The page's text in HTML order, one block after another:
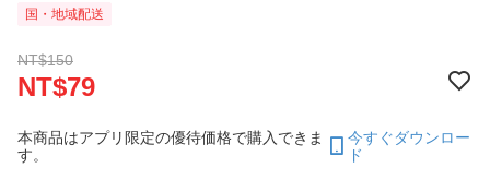
国・地域配送
NT$150
NT$79
本商品はアプリ限定の優待価格で購入できま
す。
今すぐダウンロー
ド